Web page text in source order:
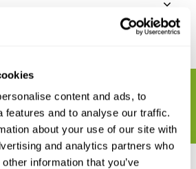
content and ads, to
features and to analyse our traffic.
about your use of our site with
and analytics partners who
information that you’ve
compleet